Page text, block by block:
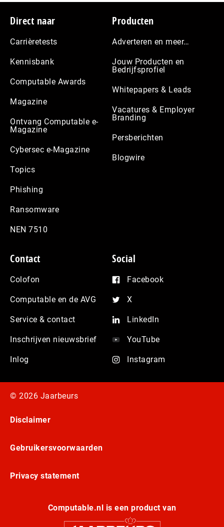
Footer
Direct naar
Carrièretests
Kennisbank
Computable Awards
Magazine
Ontvang Computable e-
Magazine
Cybersec e-Magazine
Topics
Phishing
Ransomware
NEN 7510
Producten
Adverteren en meer…
Jouw Producten en
Bedrijfsprofiel
Whitepapers & Leads
Vacatures & Employer
Branding
Persberichten
Blogwire
Contact
Colofon
Computable en de AVG
Service & contact
Inschrijven nieuwsbrief
Inlog
Social
Facebook
X
LinkedIn
YouTube
Instagram
© 2026 Jaarbeurs
Disclaimer
Gebruikersvoorwaarden
Privacy statement
Computable.nl is een product van